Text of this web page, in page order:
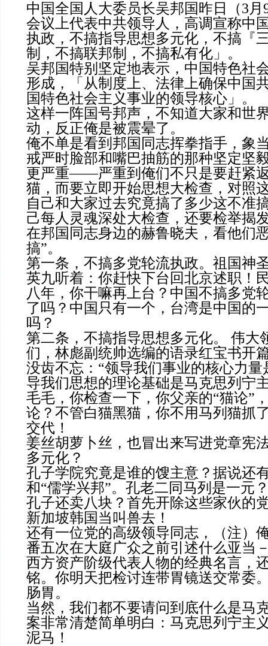
中国全国人大委员长吴邦国昨日（3
会议上代表中共领导人，高调宣称中
执政，不搞指导思想多元化，不搞『
制，不搞联邦制，不搞私有化」。
吴邦国特别坚定地表示，中国特色社
形成，「从制度上、法律上确保中国
国特色社会主义事业的领导核心」。
这样一阵国号邦声，不知道大家和世
动，反正俺是被震晕了。
俺不单是看到邦国同志挥拳指手，象
戒严时脸部和嘴巴抽筋的那种坚定坚
更严重——严重到俺们不只是要赶紧
猫，而要立即开始思想大检查，对照
自己和大家过去究竟搞了多少这不准
己每人灵魂深处大检查，还要检举揭
在邦国同志身边的赫鲁晓夫，看他们
搞”。
第一条，不搞多党轮流执政。祖国神
英九听着：你赶快下台回北京述职！
八年，你干嘛再上台？中国不搞多党
了吗？中国只有一个，台湾是中国的
吗？
第二条，不搞指导思想多元化。 伟大
们，林彪副统帅选编的语录红宝书开
没齿不忘：“领导我们事业的核心力
导我们思想的理论基础是马克思列宁
毛毛，你检查一下，你父亲的“猫论”
论？不管白猫黑猫，你不用马列猫抓
交代！
姜丝胡萝卜丝，也冒出来写进党章宪
多元化？
孔子学院究竟是谁的馊主意？据说还
和“儒学兴邦”。孔老二同马列是一元
孔子还卖八块？首先开除这些家伙的
新加坡韩国当叫兽去！
还有一位党的高级领导同志，（注）
番五次在大庭广众之前引述什么亚当
西方资产阶级代表人物的经典名言，
铭。你明天把检讨连带胃镜送交常委
肠胃。
当然，我们都不要请问到底什么是马
案非常清楚简单明白：马克思列宁主
泥马！